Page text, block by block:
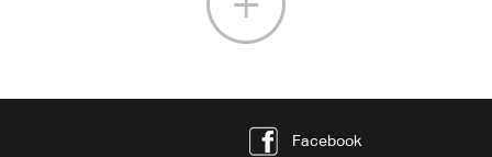
Facebook